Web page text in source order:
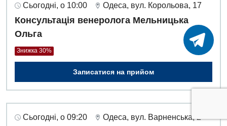
Сьогодні, о 10:00 Одеса, вул. Корольова, 17
Консультація венеролога Мельницька
Ольга
Знижка 30%
Записатися на прийом
Сьогодні, о 09:20 Одеса, вул. Варненська, 2